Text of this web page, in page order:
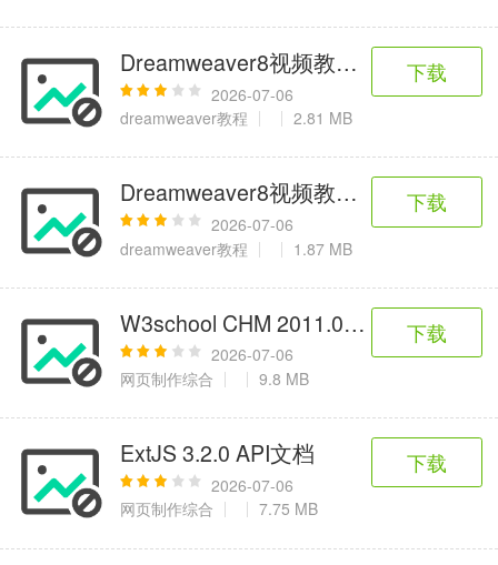
Dreamweaver8视频教程-113.制作一
2026-07-06
dreamweaver教程
2.81 MB
下载
Dreamweaver8视频教程-138.对照法
2026-07-06
dreamweaver教程
1.87 MB
下载
W3school CHM 2011.03 最新版
2026-07-06
网页制作综合
9.8 MB
下载
ExtJS 3.2.0 API文档
2026-07-06
网页制作综合
7.75 MB
下载